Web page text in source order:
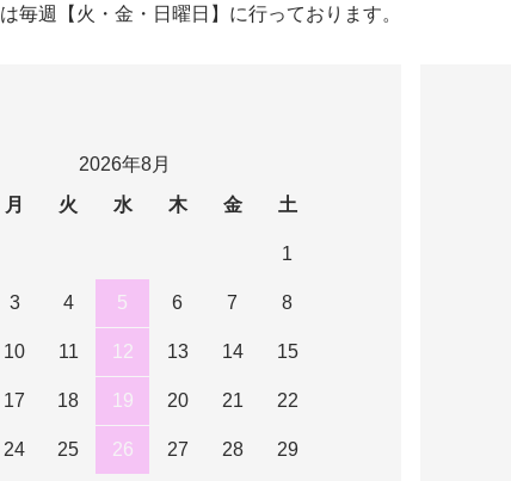
毎週【火・金・日曜日】に行っております。
2026年8月
月 火 水 木 金 土
1
3 4 5 6 7 8
10 11 12 13 14 15
17 18 19 20 21 22
24 25 26 27 28 29